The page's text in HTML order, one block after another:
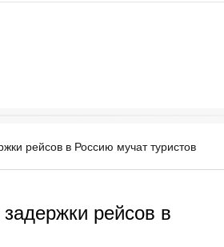
рейсов в Россию мучат туристов
рейсов в